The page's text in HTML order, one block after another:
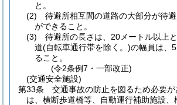
と。
(2)
待避所相互間の道路の大部分が待
ができること。
(3)
待避所の長さは、20メートル以上
道(自転車通行帯を除く。)の幅員は、
ること。
(令2条例7・一部改正)
(交通安全施設)
第33条
交通事故の防止を図るため必要
は、横断歩道橋等、自動運行補助施設、